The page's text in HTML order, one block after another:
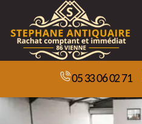
05 33 06 02 71